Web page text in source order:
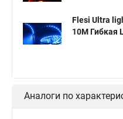
Flesi Ultra
10M Гибкая
Аналоги по